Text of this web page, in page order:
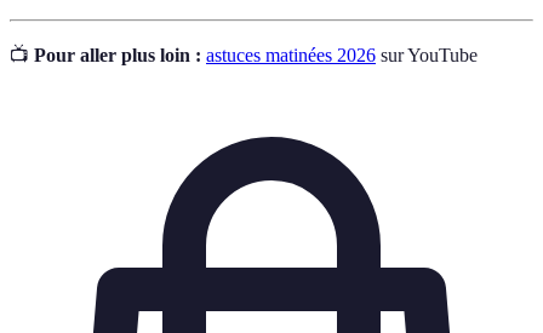
📺 Pour aller plus loin : astuces matinées 2026 sur YouTube